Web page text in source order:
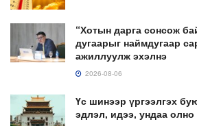
“Хотын дарга сонсож
дугаарыг наймдугаар
ажиллуулж эхэлнэ
2026-08-06
Үс шинээр үргээлгэх
эдлэл, идээ, ундаа олно